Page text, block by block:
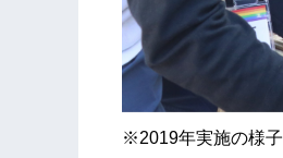
※2019年実施の様子